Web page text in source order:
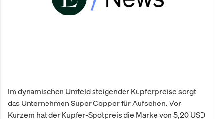
Im dynamischen Umfeld steigender Kupferpreise sorgt
das Unternehmen Super Copper für Aufsehen. Vor
Kurzem hat der Kupfer-Spotpreis die Marke von 5,20 USD